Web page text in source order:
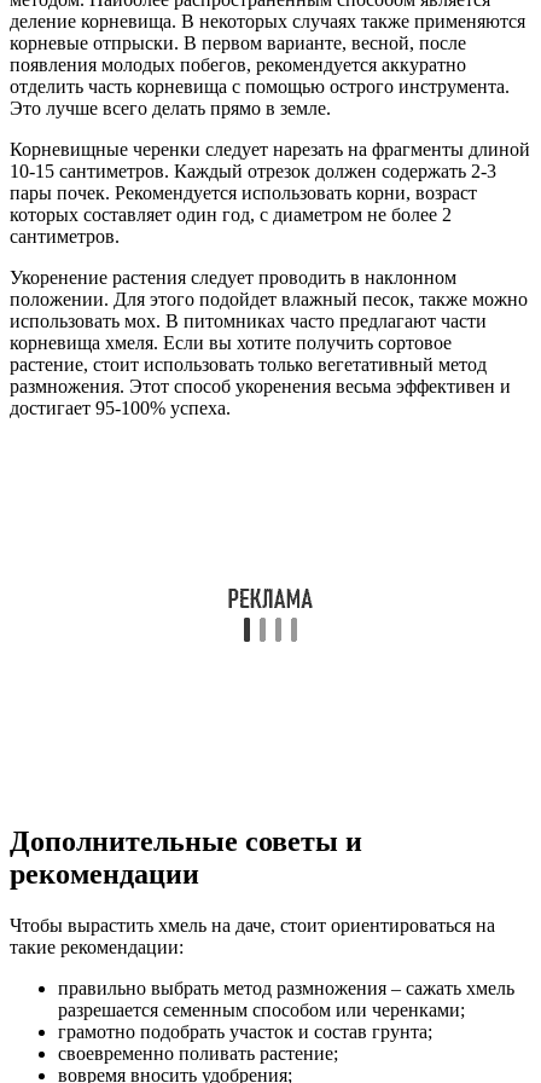
деление корневища. В некоторых случаях также применяются
корневые отпрыски. В первом варианте, весной, после
появления молодых побегов, рекомендуется аккуратно
отделить часть корневища с помощью острого инструмента.
Это лучше всего делать прямо в земле.
Корневищные черенки следует нарезать на фрагменты длиной
10-15 сантиметров. Каждый отрезок должен содержать 2-3
пары почек. Рекомендуется использовать корни, возраст
которых составляет один год, с диаметром не более 2
сантиметров.
Укоренение растения следует проводить в наклонном
положении. Для этого подойдет влажный песок, также можно
использовать мох. В питомниках часто предлагают части
корневища хмеля. Если вы хотите получить сортовое
растение, стоит использовать только вегетативный метод
размножения. Этот способ укоренения весьма эффективен и
достигает 95-100% успеха.
Дополнительные советы и
рекомендации
Чтобы вырастить хмель на даче, стоит ориентироваться на
такие рекомендации:
правильно выбрать метод размножения – сажать хмель
разрешается семенным способом или черенками;
грамотно подобрать участок и состав грунта;
своевременно поливать растение;
вовремя вносить удобрения;